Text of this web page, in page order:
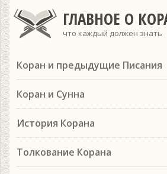
ГЛАВНОЕ О
что каждый должен знать
Коран и предыдущие Писания
Коран и Сунна
История Корана
Толкование Корана